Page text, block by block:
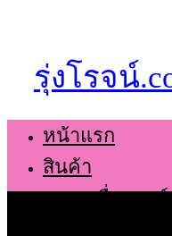
รุ่งโรจน์
หน้าแรก
สินค้า
เครื่องยนต์